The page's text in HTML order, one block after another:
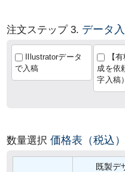
注文ステップ 3. データ
Illustratorデータ
で入稿
【
成を依
字入稿）
数量選択価格表（税込）
既製デ